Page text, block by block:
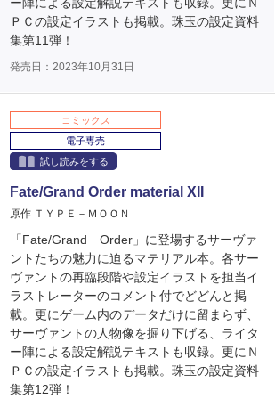
ＰＣの設定イラストも掲載。珠玉の設定資料
集第11弾！
発売日：2023年10月31日
コミックス
電子専売
試し読みをする
Fate/Grand Order material XII
原作 ＴＹＰＥ－ＭＯＯＮ
「Fate/Grand Order」に登場するサーヴァ
ントたちの魅力に迫るマテリアル本。各サー
ヴァントの再臨段階や設定イラストを担当イ
ラストレーターのコメント付でどどんと掲
載。更にゲーム内のデータだけに留まらず、
サーヴァントの人物像を掘り下げる、ライタ
ー陣による設定解説テキストも収録。更にＮ
ＰＣの設定イラストも掲載。珠玉の設定資料
集第12弾！